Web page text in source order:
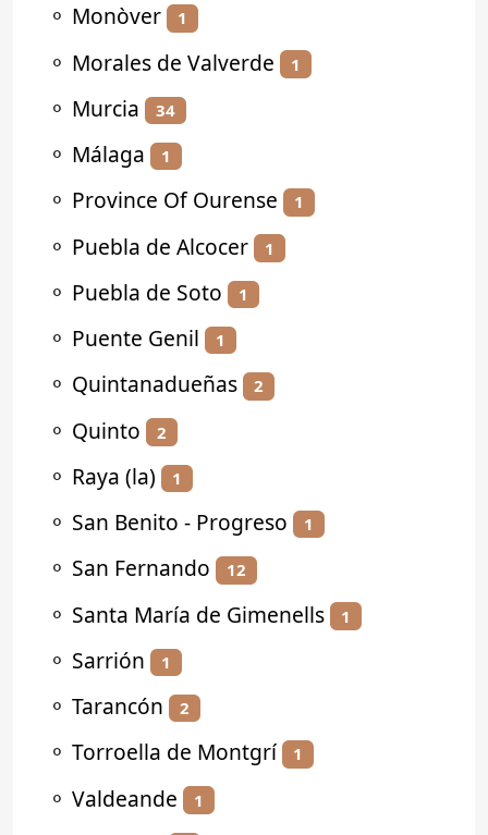
⚬ Monòver 1
⚬ Morales de Valverde 1
⚬ Murcia 34
⚬ Málaga 1
⚬ Province Of Ourense 1
⚬ Puebla de Alcocer 1
⚬ Puebla de Soto 1
⚬ Puente Genil 1
⚬ Quintanadueñas 2
⚬ Quinto 2
⚬ Raya (la) 1
⚬ San Benito - Progreso 1
⚬ San Fernando 12
⚬ Santa María de Gimenells 1
⚬ Sarrión 1
⚬ Tarancón 2
⚬ Torroella de Montgrí 1
⚬ Valdeande 1